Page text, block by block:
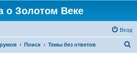
о Золотом Веке
Вход
Поиск Темы без ответов